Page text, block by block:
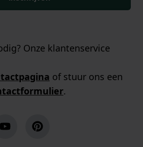
Onze klantenservice
of stuur ons een
.